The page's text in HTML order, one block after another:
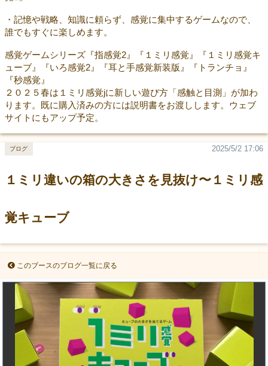
・記憶や戦略、知識に頼らず、感覚に集中するゲームなので、
誰でもすぐに楽しめます。
感覚ゲームシリーズ『指感覚2』『１ミリ感覚』『１ミリ感覚キ
ューブ』『いろ感覚2』『耳と手感覚新装版』『トランチョ』
『秒感覚』
２０２５春は１ミリ感覚jに新しい遊び方「感触と目測」が加わ
ります。既に購入済みの方には説明書をお渡しします。ウェブ
サイトにもアップ予定。
１ミリ違いの箱の大きさを見抜け〜１ミリ感
覚キューブ
2025/5/2 17:06
ブログ
このブースのブログ一覧に戻る